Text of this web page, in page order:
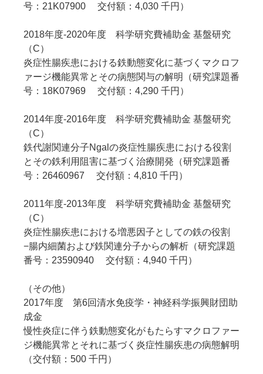
号：21K07900 交付額：4,030 千円）
2018年度-2020年度 科学研究費補助金 基盤研究
（C）
炎症性腸疾患における鉄動態変化に基づくマクロフ
ァージ機能異常とその病態関与の解明（研究課題番
号：18K07969 交付額：4,290 千円）
2014年度-2016年度 科学研究費補助金 基盤研究
（C）
鉄代謝関連分子Ngalの炎症性腸疾患における役割
とその鉄利用阻害に基づく治療開発（研究課題番
号：26460967 交付額：4,810 千円）
2011年度-2013年度 科学研究費補助金 基盤研究
（C）
炎症性腸疾患における増悪因子としての鉄の役割
−腸内細菌および鉄関連分子からの解析（研究課題
番号：23590940 交付額：4,940 千円）
（その他）
2017年度 第6回清水免疫学・神経科学振興財団助
成金
慢性炎症に伴う鉄動態変化がもたらすマクロファー
ジ機能異常とそれに基づく炎症性腸疾患の病態解明
（交付額：500 千円）